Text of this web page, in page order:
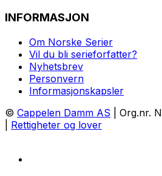
INFORMASJON
Om Norske Serier
Vil du bli serieforfatter?
Nyhetsbrev
Personvern
Informasjonskapsler
© Cappelen Damm AS | Org.nr.
Rettigheter og lover